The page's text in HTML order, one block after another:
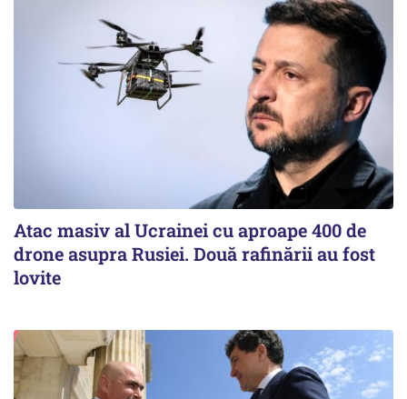
Atac masiv al Ucrainei cu aproape 400 de
drone asupra Rusiei. Două rafinării au fost
lovite